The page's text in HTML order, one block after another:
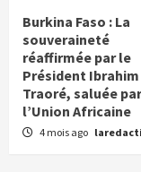
Burkina Faso : La
souveraineté
réaffirmée par le
Président Ibrahim
Traoré, saluée par
l’Union Africaine
4 mois ago